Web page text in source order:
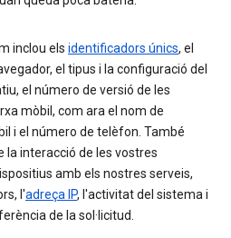
inclou els identificadors únics, el
el tipus i la configuració del
el número de versió de les
mòbil, com ara el nom de
i el número de telèfon. També
interacció de les vostres
amb els nostres serveis,
l'adreça IP, l'activitat del sistema i
de la sol·licitud.